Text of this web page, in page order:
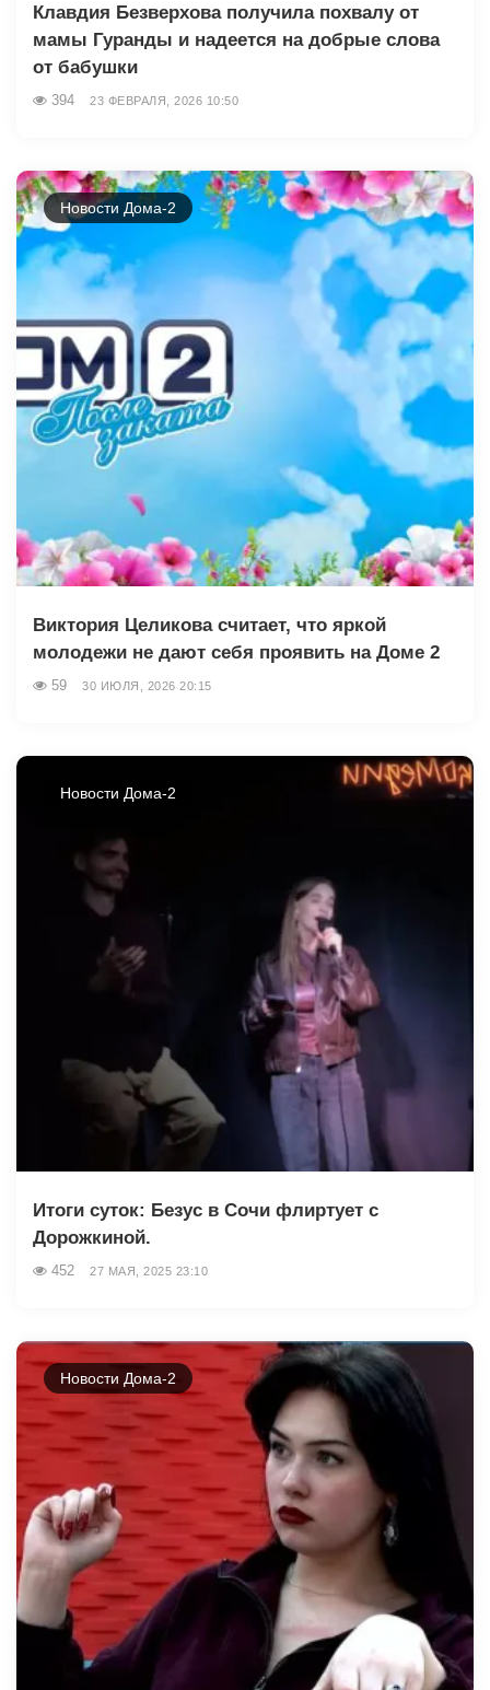
Клавдия Безверхова получила похвалу от
мамы Гуранды и надеется на добрые слова
от бабушки
394 23 ФЕВРАЛЯ, 2026 10:50
Новости Дома-2
Виктория Целикова считает, что яркой
молодежи не дают себя проявить на Доме 2
59 30 ИЮЛЯ, 2026 20:15
Новости Дома-2
Итоги суток: Безус в Сочи флиртует с
Дорожкиной.
452 27 МАЯ, 2025 23:10
Новости Дома-2